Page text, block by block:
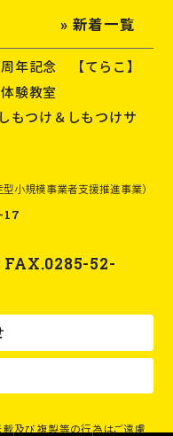
» 新着一覧
年記念 【てらこ】
験教室
もつけ＆しもつけサ
型小規模事業者支援推進事業）
17
FAX.0285-52-
及び複製等の行為はご遠慮